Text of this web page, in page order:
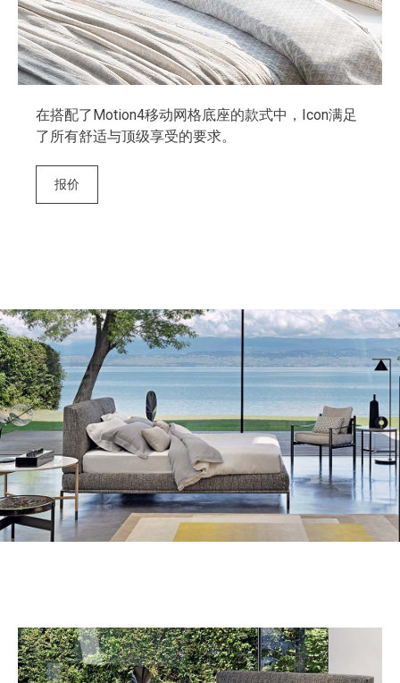
在搭配了Motion4移动网格底座的款式中，Icon满足
了所有舒适与顶级享受的要求。
报价